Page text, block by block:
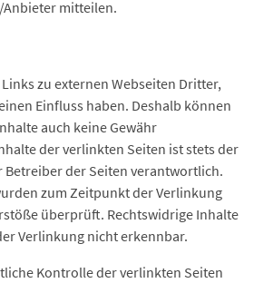
mitteilen.
zu externen Webseiten Dritter,
Einfluss haben. Deshalb können
auch keine Gewähr
der verlinkten Seiten ist stets der
Betreiber der Seiten verantwortlich.
zum Zeitpunkt der Verlinkung
überprüft. Rechtswidrige Inhalte
Verlinkung nicht erkennbar.
Kontrolle der verlinkten Seiten